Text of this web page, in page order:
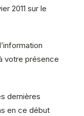
2011 sur le
votre présence
dernières
en ce début